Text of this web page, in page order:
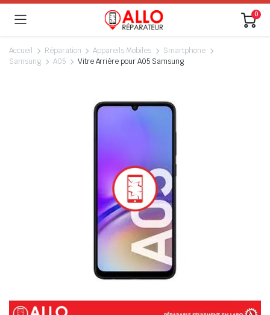
0
Accueil Réparation Appareils Mobiles
Smartphone
Samsung
A05 Vitre Arrière pour A05 Samsung